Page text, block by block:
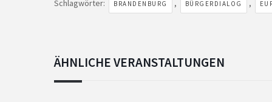
Schlagwörter: BRANDENBURG , BÜRGERDIALOG ,
ÄHNLICHE VERANSTALTUNGEN